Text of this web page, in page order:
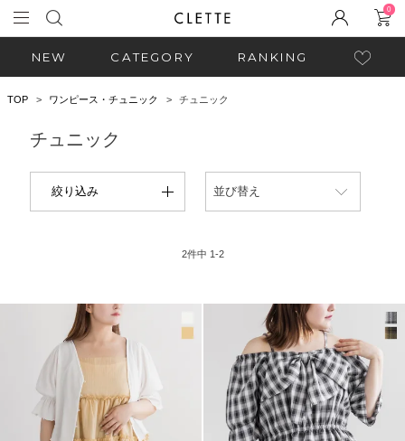
0
NEW CATEGORY RANKING
TOP ワンピース・チュニック チュニック
チュニック
絞り込み 並び替え
2件中 1-2